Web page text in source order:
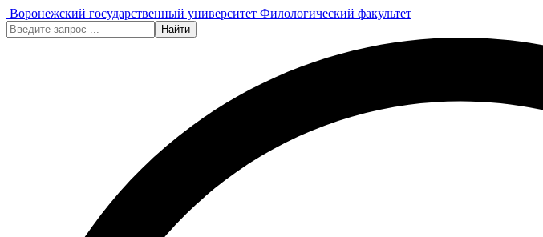
Воронежский государственный университет Филологический факультет
Найти